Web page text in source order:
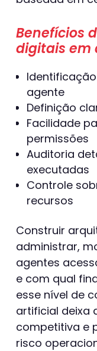
Benefícios
digitais em
agente
Definição
Facilidade
permissões
Auditoria
executadas
Controle
recursos
Construir
administrar,
agentes
e com qual
esse nível de
artificial deixa
competitiva e
risco